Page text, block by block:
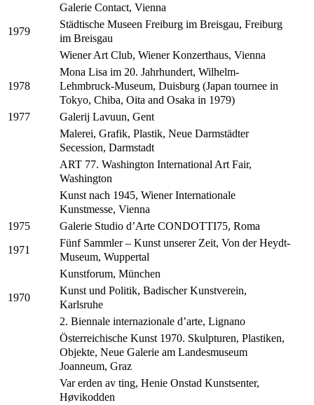
Galerie Contact, Vienna
1979
Städtische Museen Freiburg im Breisgau, Freiburg
im Breisgau
Wiener Art Club, Wiener Konzerthaus, Vienna
1978
Mona Lisa im 20. Jahrhundert, Wilhelm-
Lehmbruck-Museum, Duisburg (Japan tournee in
Tokyo, Chiba, Oita and Osaka in 1979)
1977
Galerij Lavuun, Gent
Malerei, Grafik, Plastik, Neue Darmstädter
Secession, Darmstadt
ART 77. Washington International Art Fair,
Washington
Kunst nach 1945, Wiener Internationale
Kunstmesse, Vienna
1975 Galerie Studio d’Arte CONDOTTI75, Roma
1971
Fünf Sammler – Kunst unserer Zeit, Von der Heydt-
Museum, Wuppertal
Kunstforum, München
1970
Kunst und Politik, Badischer Kunstverein,
Karlsruhe
2. Biennale internazionale d’arte, Lignano
Österreichische Kunst 1970. Skulpturen, Plastiken,
Objekte, Neue Galerie am Landesmuseum
Joanneum, Graz
Var erden av ting, Henie Onstad Kunstsenter,
Høvikodden